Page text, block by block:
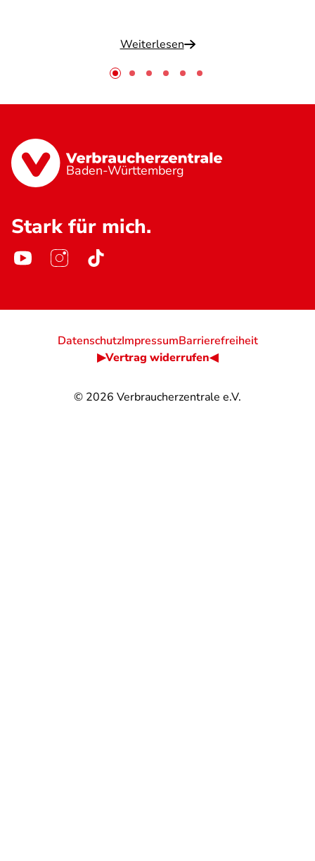
Weiterlesen
Baden-Württemberg
Stark für mich.
© 2026 Verbraucherzentrale e.V.
DatenschutzImpressumBarrierefreiheit
▶Vertrag widerrufen◀